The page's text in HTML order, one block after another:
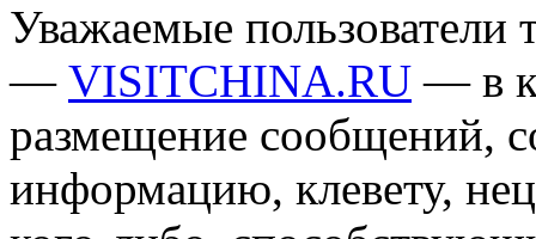
Уважаемые пользователи
— VISITCHINA.RU — в
размещение сообщений,
информацию, клевету,